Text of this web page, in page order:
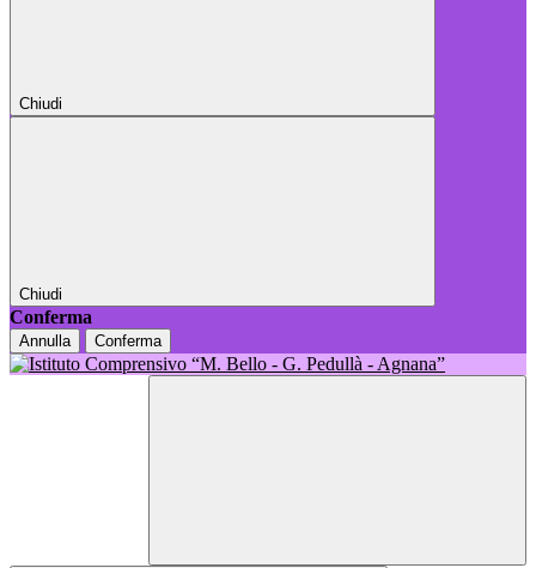
Chiudi
Chiudi
Conferma
Annulla Conferma